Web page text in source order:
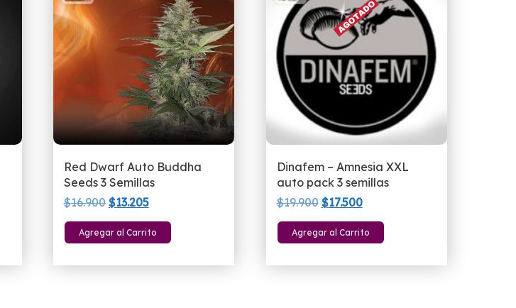
Red Dwarf Auto Buddha
Seeds 3 Semillas
$16.900 El
precio
original
$13.205El
precio
actual
Agregar al Carrito
Dinafem – Amnesia XXL
auto pack 3 semillas
$19.900 El
precio
original
$17.500El
precio
actual
Agregar al Carrito